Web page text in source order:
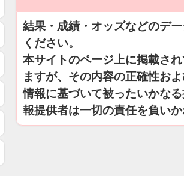
結果・成績・オッズなどのデ
ください。
本サイトのページ上に掲載さ
ますが、その内容の正確性お
情報に基づいて被ったいかな
報提供者は一切の責任を負いか